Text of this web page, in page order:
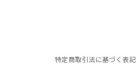
特定商取引法に基づく表記